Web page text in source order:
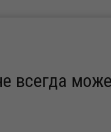
всегда